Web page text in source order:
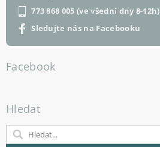
773 868 005 (ve všední dny 8-12h)
Sledujte nás na Facebooku
Facebook
Hledat